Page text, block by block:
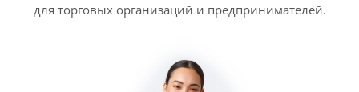
для торговых организаций и предпринимателей.